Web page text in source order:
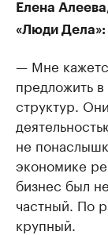
Елена
«Люди Дела»:
— Мне
предложить
структур.
не
экономике
бизнес был
частный. По
крупный.